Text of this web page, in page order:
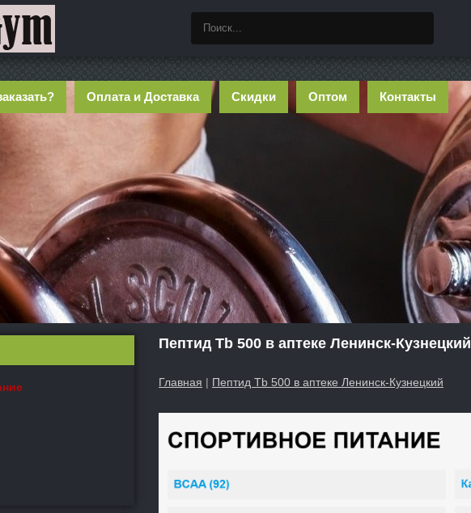
Оплата и Доставка Скидки Оптом Контакты
Пептид Tb 500 в аптеке Ленинск-Кузнецкий
Главная | Пептид Tb 500 в аптеке Ленинск-Кузнецкий